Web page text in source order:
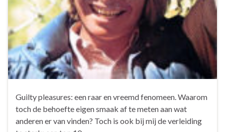
Guilty pleasures: een raar en vreemd fenomeen. Waarom
toch de behoefte eigen smaak af te meten aan wat
anderen er van vinden? Toch is ook bij mij de verleiding